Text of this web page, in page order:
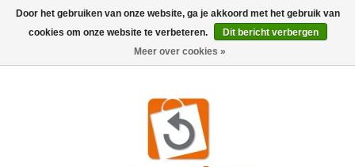
Door het gebruiken van onze website, ga je akkoord met het gebruik van
cookies om onze website te verbeteren.
Dit bericht verbergen
Meer over cookies »